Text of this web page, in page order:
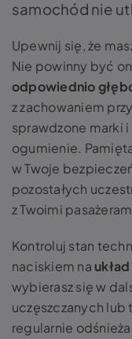
samochód nie
Upewnij się, że
Nie powinny być
odpowiednio
z zachowaniem
sprawdzone marki
ogumienie.
w Twoje
pozostałych
z Twoimi
Kontroluj stan
naciskiem na
wybierasz się w
uczęszczanych lub
regularnie